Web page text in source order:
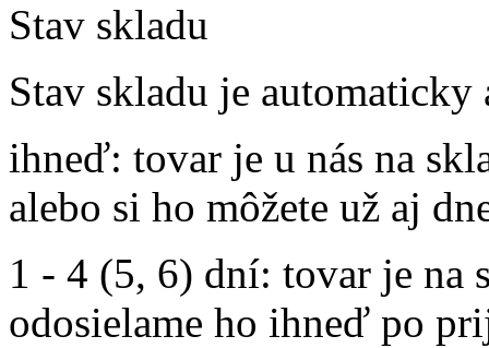
Stav skladu
Stav skladu je
ihneď: tovar je u nás na
alebo si ho môžete už aj
1 - 4 (5, 6) dní: tovar je na
odosielame ho ihneď po